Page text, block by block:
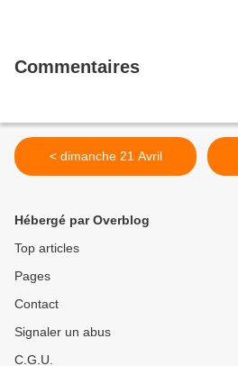
Commentaires
< dimanche 21 Avril
Hébergé par Overblog
Top articles
Pages
Contact
Signaler un abus
C.G.U.